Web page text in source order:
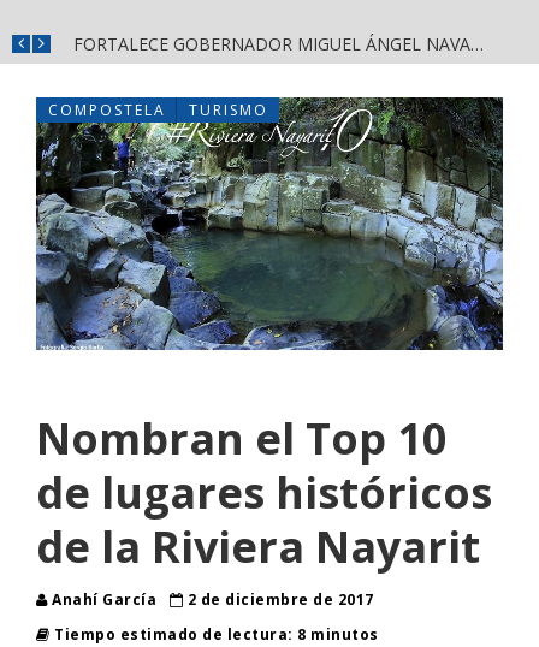
FORTALECE GOBERNADOR MIGUEL ÁNGEL NAVARRO LA COORDINACIÓN CON EL SECTOR EDUCATIVO EN NAYARIT
COMPOSTELA TURISMO
Nombran el Top 10
de lugares históricos
de la Riviera Nayarit
Anahí García
2 de diciembre de 2017
Tiempo estimado de lectura: 8 minutos